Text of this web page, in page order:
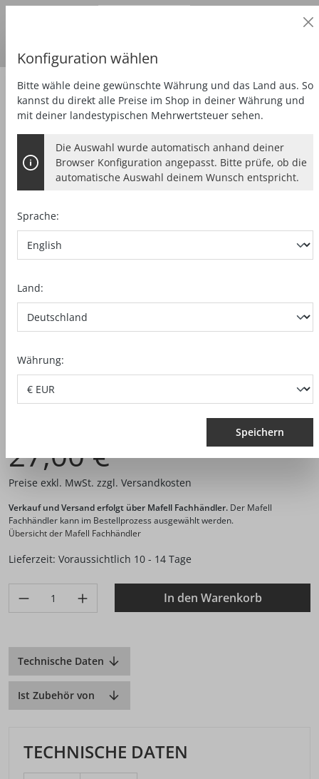
Zubehör Sonderzubehör
PV-STEUERKABEL
M8 / 4-pol, 5 m
Bildergalerie überspringen
27,00 €*
Preise exkl. MwSt. zzgl. Versandkosten
Verkauf und Versand erfolgt über Mafell Fachhändler. Der Mafell
Fachhändler kann im Bestellprozess ausgewählt werden.
Übersicht der Mafell Fachhändler
Lieferzeit: Voraussichtlich 10 - 14 Tage
Produkt Anzahl: Gib den gewünschten Wert ein oder
In den Warenkorb
Technische Daten
Ist Zubehör von
TECHNISCHE DATEN
Konfiguration wählen
Bitte wähle deine gewünschte Währung und das Land aus. So
kannst du direkt alle Preise im Shop in deiner Währung und
mit deiner landestypischen Mehrwertsteuer sehen.
Die Auswahl wurde automatisch anhand deiner
Browser Konfiguration angepasst. Bitte prüfe, ob die
automatische Auswahl deinem Wunsch entspricht.
Sprache:
Land:
Währung:
Speichern